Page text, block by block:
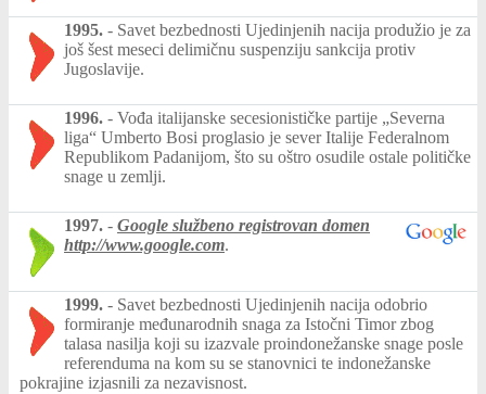
1995. - Savet bezbednosti Ujedinjenih nacija produžio je za
još šest meseci delimičnu suspenziju sankcija protiv
Jugoslavije.
1996. - Vođa italijanske secesionističke partije „Severna
liga“ Umberto Bosi proglasio je sever Italije Federalnom
Republikom Padanijom, što su oštro osudile ostale političke
snage u zemlji.
1997. - Google službeno registrovan domen
http://www.google.com.
1999. - Savet bezbednosti Ujedinjenih nacija odobrio
formiranje međunarodnih snaga za Istočni Timor zbog
talasa nasilja koji su izazvale proindonežanske snage posle
referenduma na kom su se stanovnici te indonežanske
pokrajine izjasnili za nezavisnost.